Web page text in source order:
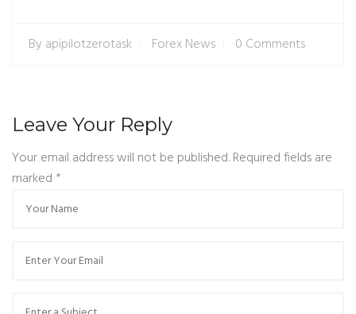
By apipilotzerotask Forex News 0 Comments
Leave Your Reply
Your email address will not be published. Required fields are
marked *